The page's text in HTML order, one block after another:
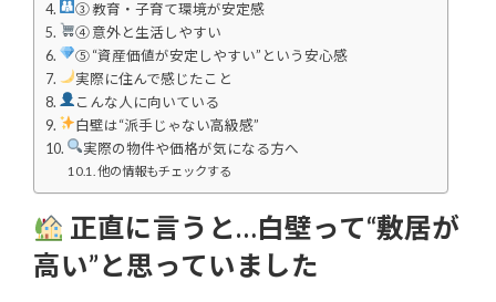
③ 教育・子育て環境が安定感
④ 意外と生活しやすい
⑤ “資産価値が安定しやすい”という安心感
実際に住んで感じたこと
こんな人に向いている
白壁は“派手じゃない高級感”
実際の物件や価格が気になる方へ
他の情報もチェックする
正直に言うと…白壁って“敷居が
高い”と思っていました